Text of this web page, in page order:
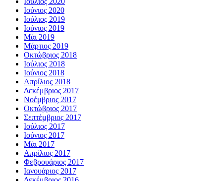
Ιούνιος 2020
Ιούλιος 2019
Ιούνιος 2019
Μάι 2019
Μάρτιος 2019
Οκτώβριος 2018
Ιούλιος 2018
Ιούνιος 2018
Απρίλιος 2018
Δεκέμβριος 2017
Νοέμβριος 2017
Οκτώβριος 2017
Σεπτέμβριος 2017
Ιούλιος 2017
Ιούνιος 2017
Μάι 2017
Απρίλιος 2017
Φεβρουάριος 2017
Ιανουάριος 2017